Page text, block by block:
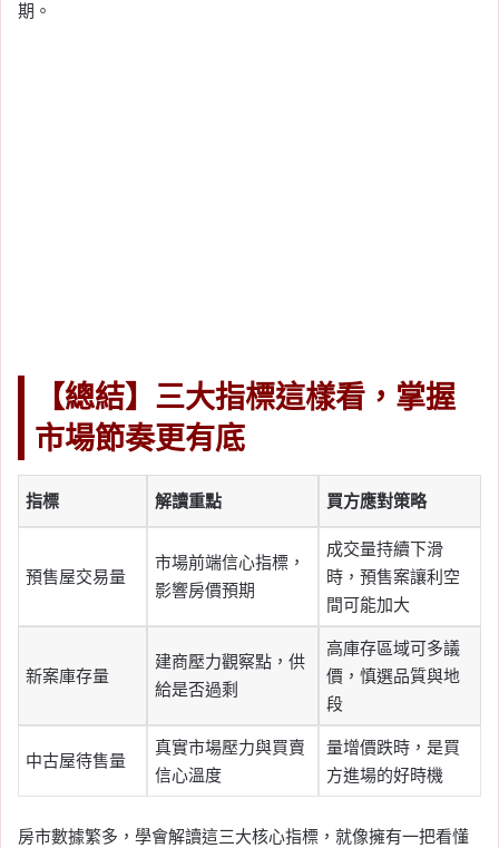
期。
【總結】三大指標這樣看，掌握
市場節奏更有底
指標 解讀重點 買方應對策略
預售屋交易量
市場前端信心指標，
影響房價預期
成交量持續下滑
時，預售案讓利空
間可能加大
新案庫存量
建商壓力觀察點，供
給是否過剩
高庫存區域可多議
價，慎選品質與地
段
中古屋待售量
真實市場壓力與買賣
信心溫度
量增價跌時，是買
方進場的好時機
房市數據繁多，學會解讀這三大核心指標，就像擁有一把看懂